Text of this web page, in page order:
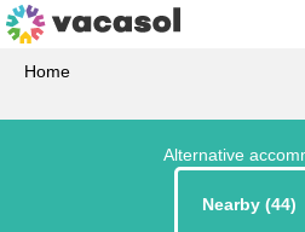
Home
Alternative
Nearby (44)